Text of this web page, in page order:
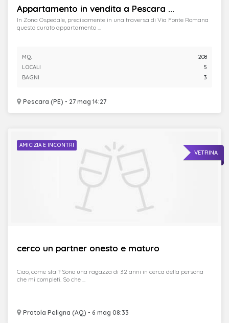
Appartamento in vendita a Pescara ...
Pescara (PE) - 27 mag 14:27
In Zona Ospedale, precisamente in una traversa di Via Fonte Romana
questo curato appartamento ...
MQ.
208
LOCALI
5
BAGNI
3
VETRINA
AMICIZIA E INCONTRI
cerco un partner onesto e maturo
Pratola Peligna (AQ) - 6 mag 08:33
Ciao, come stai? Sono una ragazza di 32 anni in cerca della persona
che mi completi. So che ...